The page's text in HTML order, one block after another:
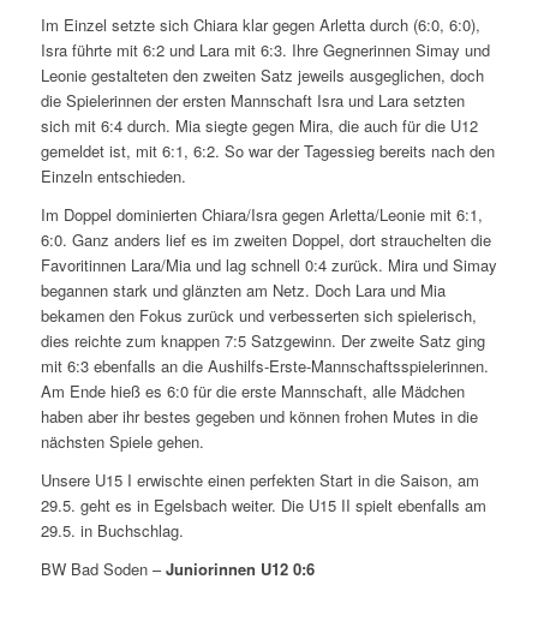
Im Einzel setzte sich Chiara klar gegen Arletta durch (6:0, 6:0),
Isra führte mit 6:2 und Lara mit 6:3. Ihre Gegnerinnen Simay und
Leonie gestalteten den zweiten Satz jeweils ausgeglichen, doch
die Spielerinnen der ersten Mannschaft Isra und Lara setzten
sich mit 6:4 durch. Mia siegte gegen Mira, die auch für die U12
gemeldet ist, mit 6:1, 6:2. So war der Tagessieg bereits nach den
Einzeln entschieden.
Im Doppel dominierten Chiara/Isra gegen Arletta/Leonie mit 6:1,
6:0. Ganz anders lief es im zweiten Doppel, dort strauchelten die
Favoritinnen Lara/Mia und lag schnell 0:4 zurück. Mira und Simay
begannen stark und glänzten am Netz. Doch Lara und Mia
bekamen den Fokus zurück und verbesserten sich spielerisch,
dies reichte zum knappen 7:5 Satzgewinn. Der zweite Satz ging
mit 6:3 ebenfalls an die Aushilfs-Erste-Mannschaftsspielerinnen.
Am Ende hieß es 6:0 für die erste Mannschaft, alle Mädchen
haben aber ihr bestes gegeben und können frohen Mutes in die
nächsten Spiele gehen.
Unsere U15 I erwischte einen perfekten Start in die Saison, am
29.5. geht es in Egelsbach weiter. Die U15 II spielt ebenfalls am
29.5. in Buchschlag.
BW Bad Soden –Juniorinnen U12 0:6